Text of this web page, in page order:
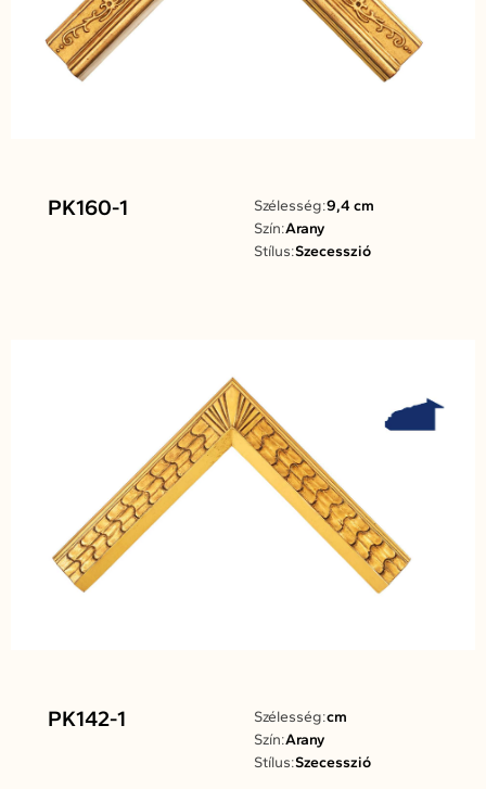
PK160-1 Szélesség:9,4 cm
Szín:Arany
Stílus:Szecesszió
PK142-1 Szélesség:cm
Szín:Arany
Stílus:Szecesszió